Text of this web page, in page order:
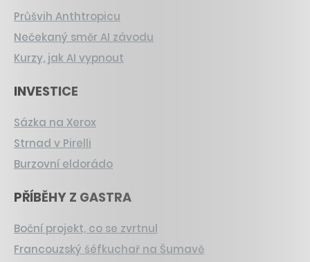
Průšvih Anthtropicu
Nečekaný směr AI závodu
Kurzy, jak AI vypnout
INVESTICE
Sázka na Xerox
Strnad v Pirelli
Burzovní eldorádo
PŘÍBĚHY Z GASTRA
Boční projekt, co se zvrtnul
Francouzský šéfkuchař na Šumavě